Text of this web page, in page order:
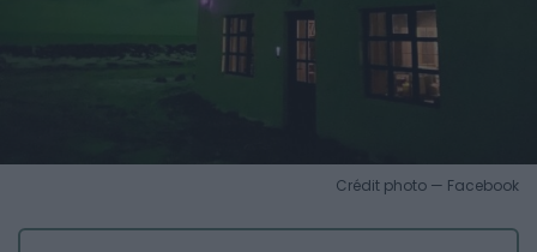
Crédit photo — Facebook